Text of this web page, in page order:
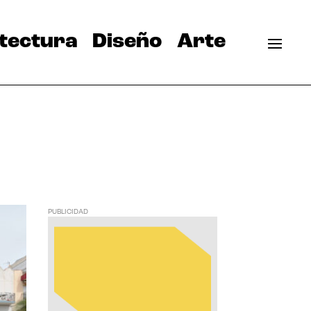
Diseño Arte
PUBLICIDAD